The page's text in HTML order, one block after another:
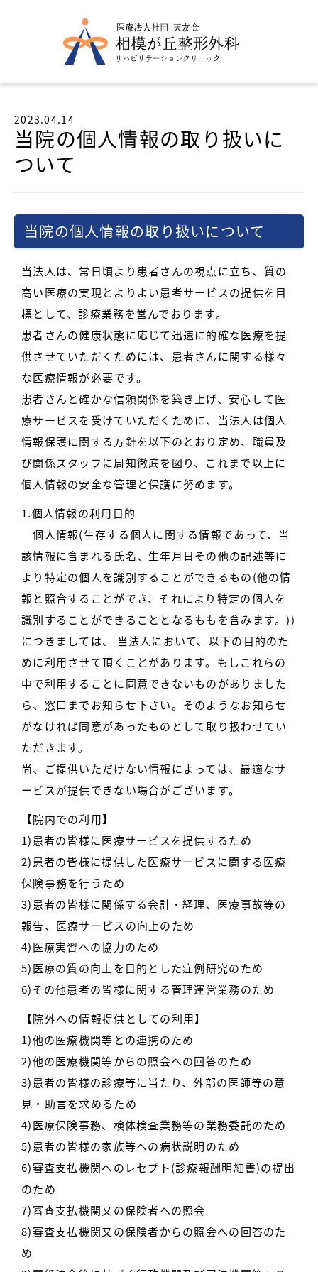
2023.04.14
当院の個人情報の取り扱いに
ついて
当院の個人情報の取り扱いについて
当法人は、常日頃より患者さんの視点に立ち、質の
高い医療の実現とよりよい患者サービスの提供を目
標として、診療業務を営んでおります。
患者さんの健康状態に応じて迅速に的確な医療を提
供させていただくためには、患者さんに関する様々
な医療情報が必要です。
患者さんと確かな信頼関係を築き上げ、安心して医
療サービスを受けていただくために、当法人は個人
情報保護に関する方針を以下のとおり定め、職員及
び関係スタッフに周知徹底を図り、これまで以上に
個人情報の安全な管理と保護に努めます。
1.個人情報の利用目的
個人情報(生存する個人に関する情報であって、当
該情報に含まれる氏名、生年月日その他の記述等に
より特定の個人を識別することができるもの(他の情
報と照合することができ、それにより特定の個人を
識別することができることとなるももを含みます。))
につきましては、 当法人において、以下の目的のた
めに利用させて頂くことがあります。もしこれらの
中で利用することに同意できないものがありました
ら、窓口までお知らせ下さい。そのようなお知らせ
がなければ同意があったものとして取り扱わせてい
ただきます。
尚、ご提供いただけない情報によっては、最適なサ
ービスが提供できない場合がございます。
【院内での利用】
1)患者の皆様に医療サービスを提供するため
2)患者の皆様に提供した医療サービスに関する医療
保険事務を行うため
3)患者の皆様に関係する会計・経理、医療事故等の
報告、医療サービスの向上のため
4)医療実習への協力のため
5)医療の質の向上を目的とした症例研究のため
6)その他患者の皆様に関する管理運営業務のため
【院外への情報提供としての利用】
1)他の医療機関等との連携のため
2)他の医療機関等からの照会への回答のため
3)患者の皆様の診療等に当たり、外部の医師等の意
見・助言を求めるため
4)医療保険事務、検体検査業務等の業務委託のため
5)患者の皆様の家族等への病状説明のため
6)審査支払機関へのレセプト(診療報酬明細書)の提出
のため
7)審査支払機関又の保険者への照会
8)審査支払機関又の保険者からの照会への回答のた
め